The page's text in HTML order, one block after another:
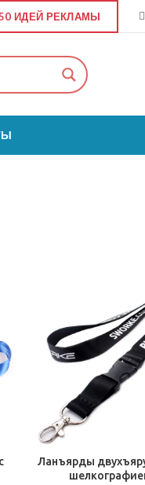
ИДЕЙ РЕКЛАМЫ
Ланъярды